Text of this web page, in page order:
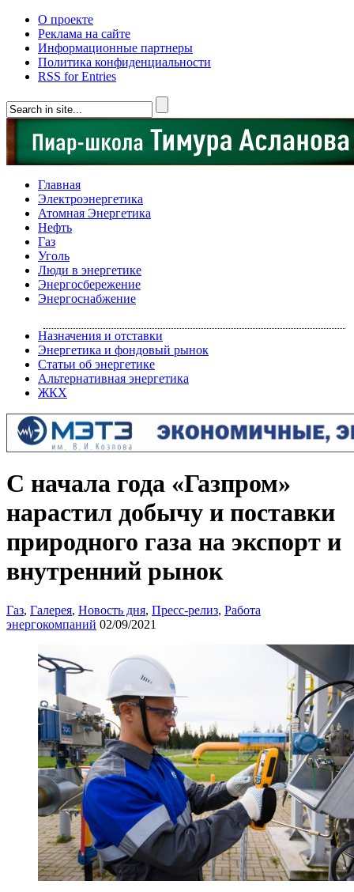
О проекте
Реклама на сайте
Информационные партнеры
Политика конфиденциальности
RSS for Entries
Главная
Электроэнергетика
Атомная Энергетика
Нефть
Газ
Уголь
Люди в энергетике
Энергосбережение
Энергоснабжение
Назначения и отставки
Энергетика и фондовый рынок
Статьи об энергетике
Альтернативная энергетика
ЖКХ
С начала года «Газпром»
нарастил добычу и поставки
природного газа на экспорт и
внутренний рынок
Газ, Галерея, Новость дня, Пресс-релиз, Работа
энергокомпаний 02/09/2021